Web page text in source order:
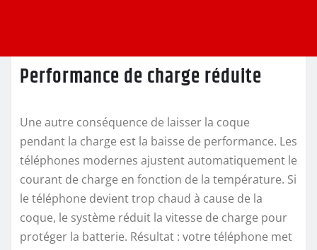
Performance de charge réduite
Une autre conséquence de laisser la coque
pendant la charge est la baisse de performance. Les
téléphones modernes ajustent automatiquement le
courant de charge en fonction de la température. Si
le téléphone devient trop chaud à cause de la
coque, le système réduit la vitesse de charge pour
protéger la batterie. Résultat : votre téléphone met